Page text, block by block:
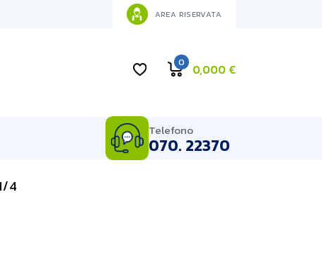
AREA RISERVATA
0 0,000 €
Telefono
070. 22370
4